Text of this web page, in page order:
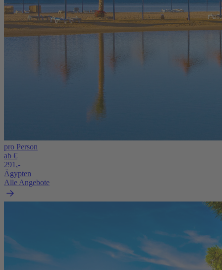
pro Person
ab €
291,-
Ägypten
Alle Angebote